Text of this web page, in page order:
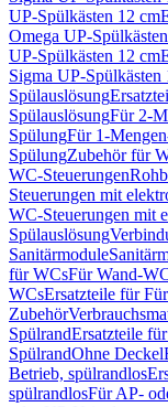
UP-Spülkästen 12 cm
Omega UP-
UP-Spülkästen 12 cm
Sigma UP-Spülkästen
Spülauslösung
SpülauslösungFür 2-
SpülungFür 1-
SpülungZubehör für
WC-Steuerungen
Steuerungen mit
WC-Steuerungen mit
Spülauslösung
Sanitärmodule
für WCsFür Wand-
WCsErsatzteile für
Zubehör
SpülrandErsatzteile
SpülrandOhne Deckel
Betrieb, spülrandlos
spülrandlosFür AP-